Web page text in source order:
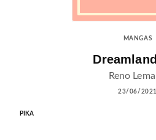
MANGAS
Reno
23/06/2021
PIKA